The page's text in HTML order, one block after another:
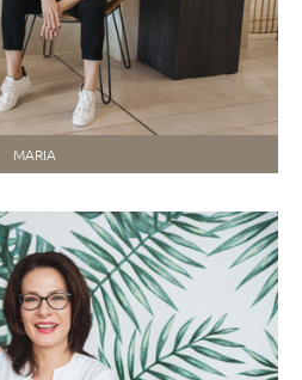
MARIA